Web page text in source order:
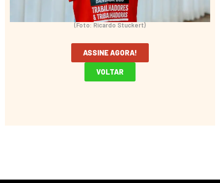
(Foto: Ricardo Stuckert)
ASSINE AGORA!
VOLTAR